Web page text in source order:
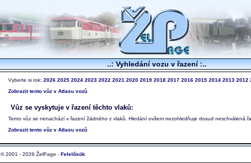
..: Vyhledání vozu v řazení :..
Vyberte si rok: 2026 2025 2024 2023 2022 2021 2020 2019 2018 2017 2016 2015 2014 2013 2012
Zobrazit tento vůz v Atlasu vozů
Vůz se vyskytuje v řazení těchto vlaků:
Tento vůz se nenachází v řazení žádného z vlaků. Hledání ovšem nezohledňuje dosud neschválená
Zobrazit tento vůz v Atlasu vozů
© 2001 - 2026 ŽelPage - Felelősök